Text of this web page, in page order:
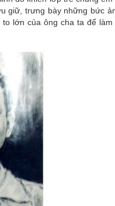
giữ, trưng bày những bức
lớn của ông cha ta để làm